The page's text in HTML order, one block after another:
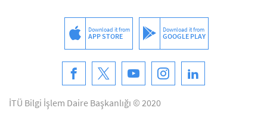
Download it from
APP STORE
Download it from
GOOGLE PLAY
İTÜ Bilgi İşlem Daire Başkanlığı © 2020